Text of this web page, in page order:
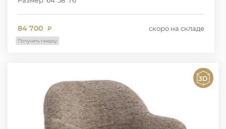
84 700 ₽ скоро на складе
Получить скидку